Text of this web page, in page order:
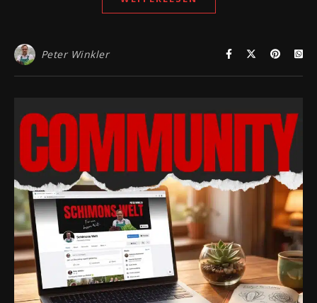
Peter Winkler